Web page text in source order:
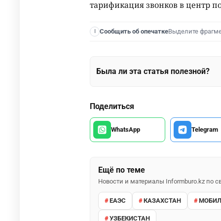
тарификация звонков в центр
Сообщить об опечаткеВыделите
Была ли эта статья полезной?
Поделиться
WhatsApp Telegram
Ещё по теме
Новости и материалы Informburo.kz по
ЕАЭС КАЗАХСТАН
УЗБЕКИСТАН